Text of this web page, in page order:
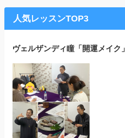
人気レッスンTOP3
ヴェルザンディ瞳「開運メイク」